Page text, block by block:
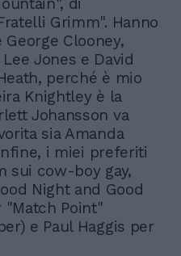
di
Grimm". Hanno
Clooney,
Jones e David
perché è mio
Knightley è la
Johansson va
sia Amanda
i miei preferiti
sui cow-boy gay,
Night and Good
"Match Point"
e Paul Haggis per